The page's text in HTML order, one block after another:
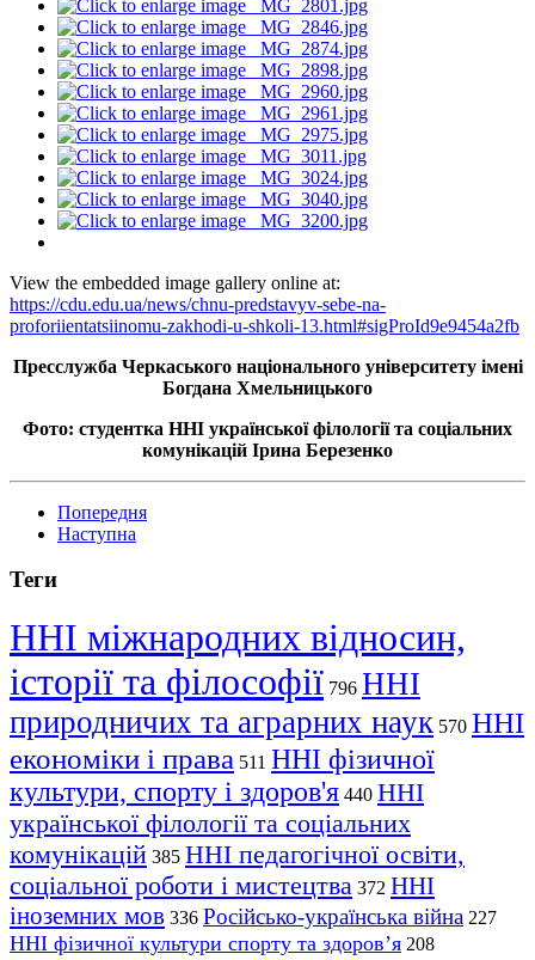
View the embedded image gallery online at:
https://cdu.edu.ua/news/chnu-predstavyv-sebe-na-
proforiientatsiinomu-zakhodi-u-shkoli-13.html#sigProId9e9454a2fb
Пресслужба Черкаського національного університету імені
Богдана Хмельницького
Фото: студентка ННІ української філології та соціальних
комунікацій Ірина Березенко
Попередня
Наступна
Теги
ННІ міжнародних відносин,
історії та філософії 796 ННІ
природничих та аграрних наук 570 ННІ
економіки і права 511 ННІ фізичної
культури, спорту і здоров'я 440 ННІ
української філології та соціальних
комунікацій 385 ННІ педагогічної освіти,
соціальної роботи і мистецтва 372 ННІ
іноземних мов 336 Російсько-українська війна 227
ННІ фізичної культури спорту та здоров’я 208